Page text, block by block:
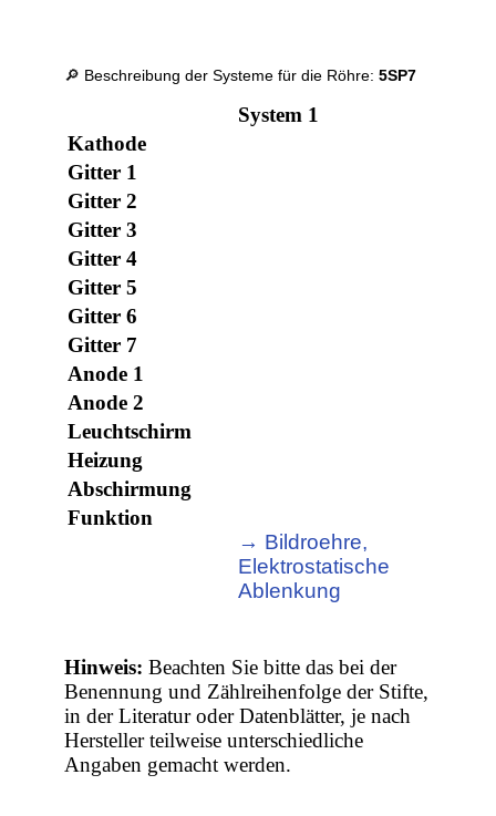
🔎 Beschreibung der Systeme für die Röhre:5SP7
System 1
Kathode
Gitter 1
Gitter 2
Gitter 3
Gitter 4
Gitter 5
Gitter 6
Gitter 7
Anode 1
Anode 2
Leuchtschirm
Heizung
Abschirmung
Funktion
→ Bildroehre,
Elektrostatische
Ablenkung
Hinweis: Beachten Sie bitte das bei der
Benennung und Zählreihenfolge der Stifte,
in der Literatur oder Datenblätter, je nach
Hersteller teilweise unterschiedliche
Angaben gemacht werden.